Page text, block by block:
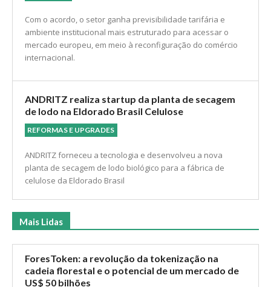
Com o acordo, o setor ganha previsibilidade tarifária e
ambiente institucional mais estruturado para acessar o
mercado europeu, em meio à reconfiguração do comércio
internacional.
ANDRITZ realiza startup da planta de secagem
de lodo na Eldorado Brasil Celulose
REFORMAS E UPGRADES
ANDRITZ forneceu a tecnologia e desenvolveu a nova
planta de secagem de lodo biológico para a fábrica de
celulose da Eldorado Brasil
Mais Lidas
ForesToken: a revolução da tokenização na
cadeia florestal e o potencial de um mercado de
US$ 50 bilhões